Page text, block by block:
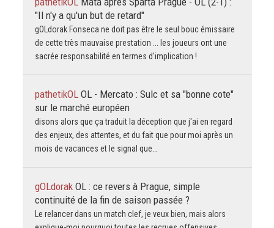
"Il n'y a qu'un but de retard"
gOLdorak Fonseca ne doit pas être le seul bouc émissaire
de cette très mauvaise prestation ... les joueurs ont une
sacrée responsabilité en termes d'implication !
pathetikOL OL - Mercato : Sulc et sa "bonne cote"
sur le marché européen
disons alors que ça traduit la déception que j'ai en regard
des enjeux, des attentes, et du fait que pour moi après un
mois de vacances et le signal que…
gOLdorak OL : ce revers à Prague, simple
continuité de la fin de saison passée ?
Le relancer dans un match clef, je veux bien, mais alors